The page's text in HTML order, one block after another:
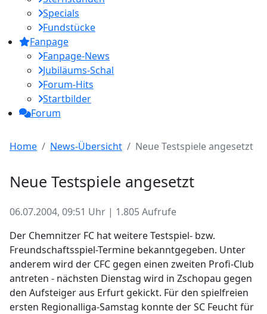
Specials
Fundstücke
Fanpage
Fanpage-News
Jubiläums-Schal
Forum-Hits
Startbilder
Forum
Home News-Übersicht Neue Testspiele angesetzt
Neue Testspiele angesetzt
06.07.2004, 09:51 Uhr | 1.805 Aufrufe
Der Chemnitzer FC hat weitere Testspiel- bzw.
Freundschaftsspiel-Termine bekanntgegeben. Unter
anderem wird der CFC gegen einen zweiten Profi-Club
antreten - nächsten Dienstag wird in Zschopau gegen
den Aufsteiger aus Erfurt gekickt. Für den spielfreien
ersten Regionalliga-Samstag konnte der SC Feucht für